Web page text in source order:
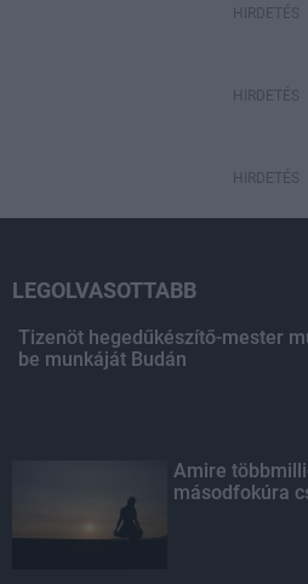
HIRDETÉS
HIRDETÉS
HIRDETÉS
LEGOLVASOTTABB
Tizenöt hegedűkészítő-mester
be munkáját Budán
Amire
másodfokúra